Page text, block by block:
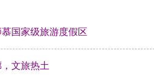
国家级旅游度假区
文旅热土